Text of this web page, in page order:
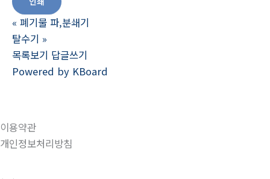
« 폐기물 파,분쇄기
탈수기 »
목록보기 답글쓰기
Powered by KBoard
이용약관
개인정보처리방침